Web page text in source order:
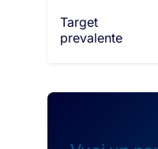
Target
prevalente